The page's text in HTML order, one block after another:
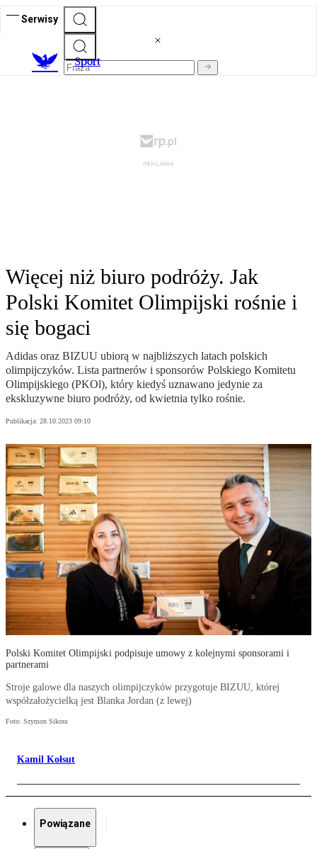
Serwisy
Sport
Więcej niż biuro podróży. Jak
Polski Komitet Olimpijski rośnie i
się bogaci
Adidas oraz BIZUU ubiorą w najbliższych latach polskich
olimpijczyków. Lista partnerów i sponsorów Polskiego Komitetu
Olimpijskiego (PKOl), który kiedyś uznawano jedynie za
ekskluzywne biuro podróży, od kwietnia tylko rośnie.
Publikacja: 28.10.2023 09:10
Polski Komitet Olimpijski podpisuje umowy z kolejnymi sponsorami i
partnerami
Stroje galowe dla naszych olimpijczyków przygotuje BIZUU, której
współzałożycielką jest Blanka Jordan (z lewej)
Foto: Szymon Sikora
Kamil Kołsut
Powiązane